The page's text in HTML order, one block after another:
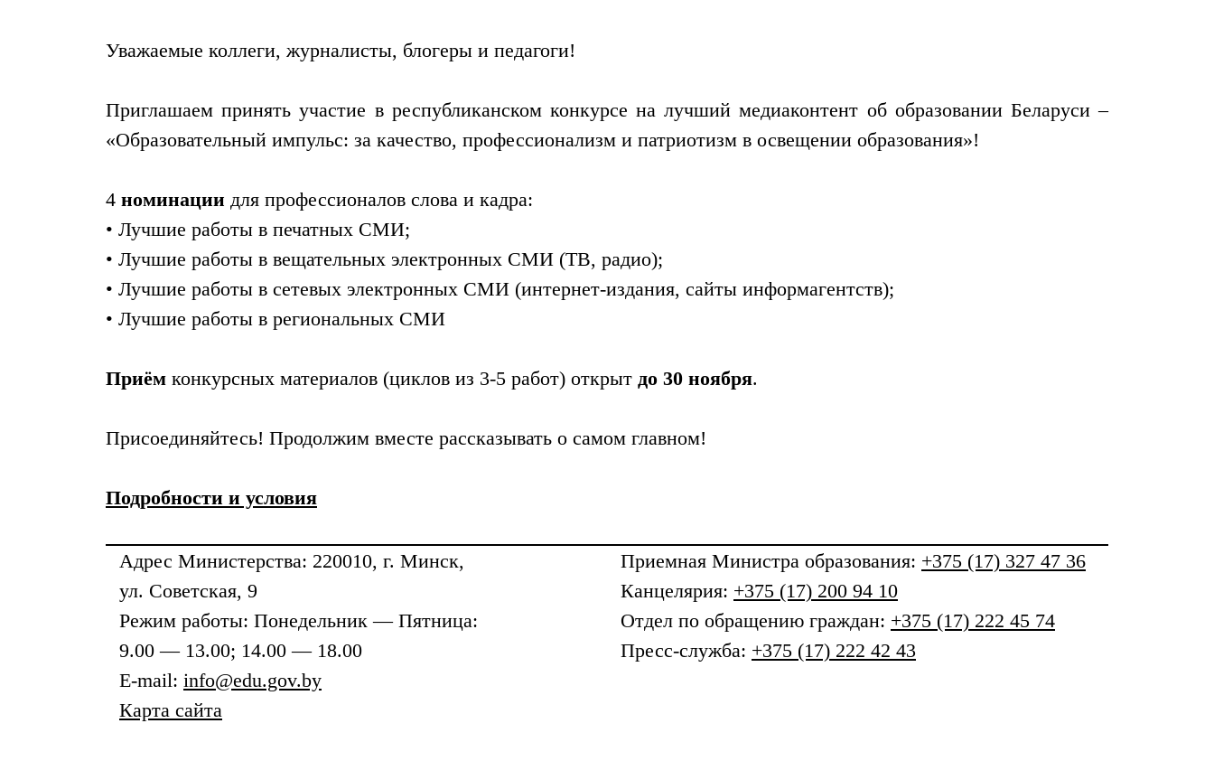
Уважаемые коллеги, журналисты, блогеры и педагоги!
Приглашаем принять участие в республиканском конкурсе на лучший медиаконтент об образовании Беларуси –
«Образовательный импульс: за качество, профессионализм и патриотизм в освещении образования»!
4 номинации для профессионалов слова и кадра:
• Лучшие работы в печатных СМИ;
• Лучшие работы в вещательных электронных СМИ (ТВ, радио);
• Лучшие работы в сетевых электронных СМИ (интернет-издания, сайты информагентств);
• Лучшие работы в региональных СМИ
Приём конкурсных материалов (циклов из 3-5 работ) открыт до 30 ноября.
Присоединяйтесь! Продолжим вместе рассказывать о самом главном!
Подробности и условия
Адрес Министерства: 220010, г. Минск,
ул. Советская, 9
Режим работы: Понедельник — Пятница:
9.00 — 13.00; 14.00 — 18.00
E-mail: info@edu.gov.by
Карта сайта
Приемная Министра образования: +375 (17) 327 47 36
Канцелярия: +375 (17) 200 94 10
Отдел по обращению граждан: +375 (17) 222 45 74
Пресс-служба: +375 (17) 222 42 43